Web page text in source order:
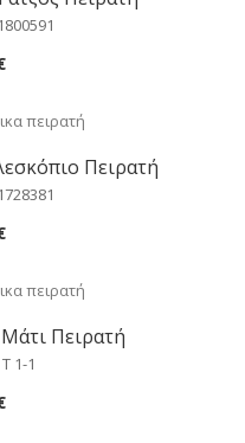
Πειρατή
Πειρατή
Τ 1-1